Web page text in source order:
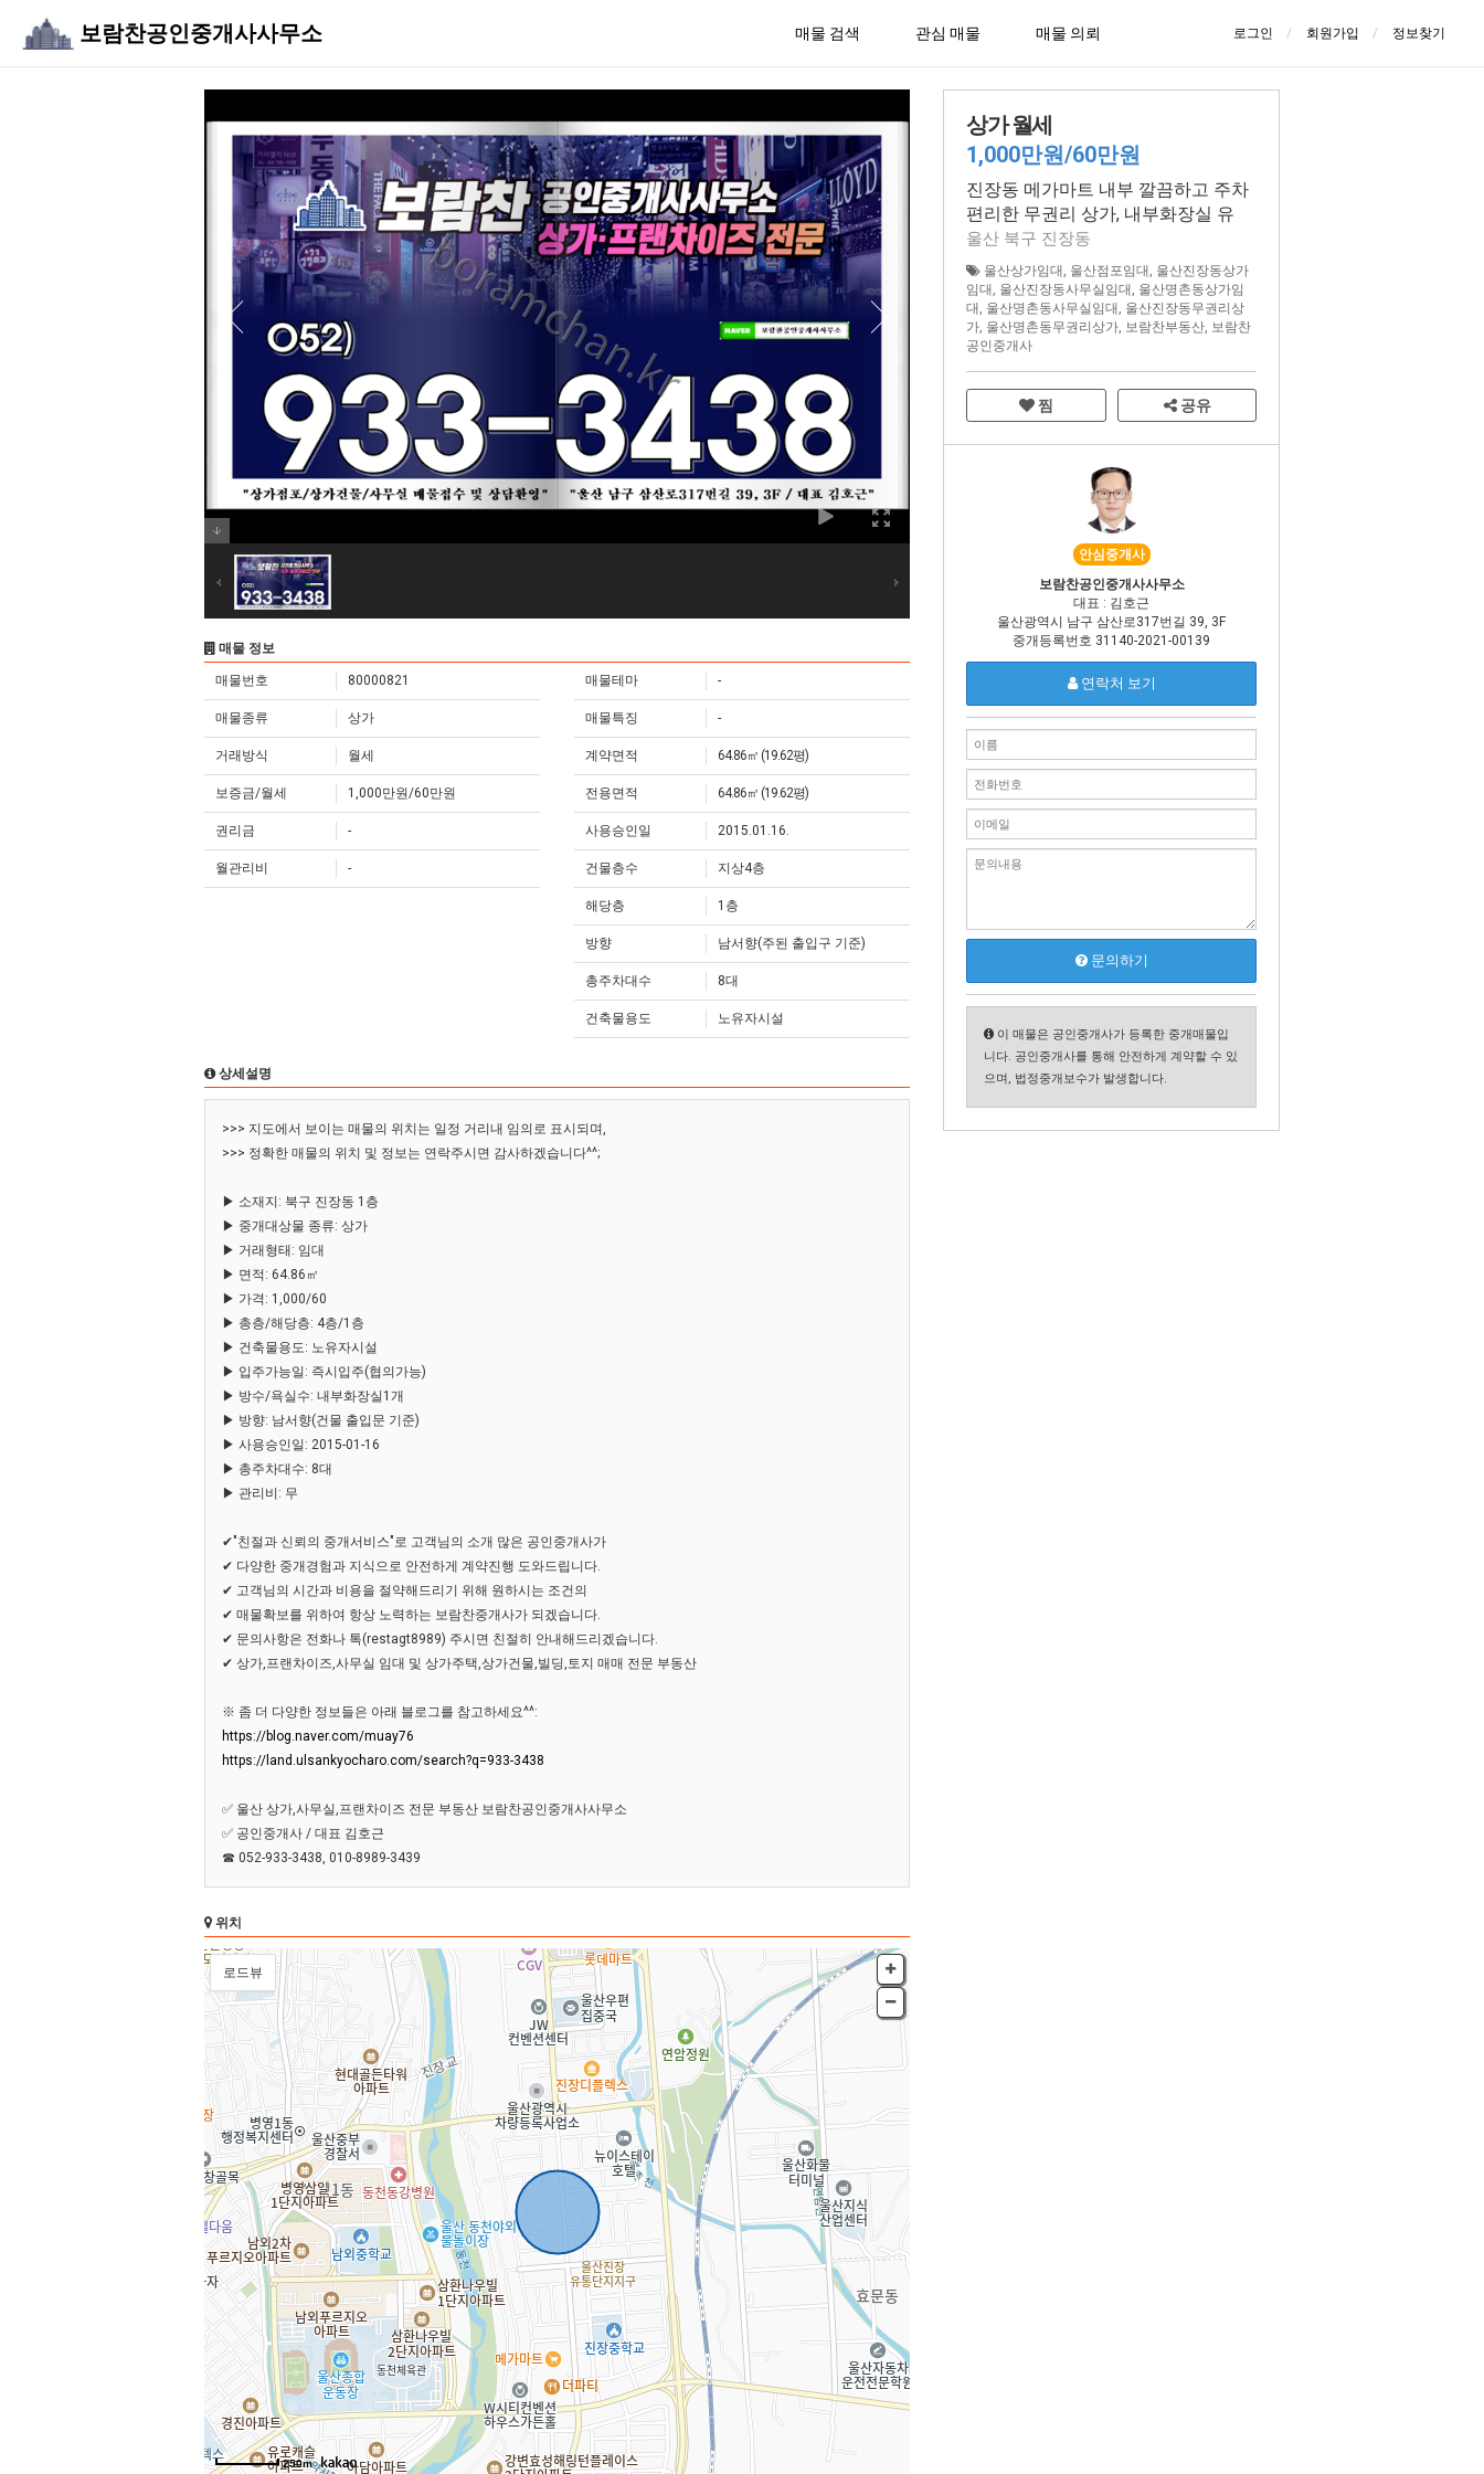
보람찬공인중개사사무소 로그인 회원가입 정보찾기
매물 검색 관심 매물 매물 의뢰
매물 정보
매물번호 80000821
매물종류 상가
거래방식 월세
보증금/월세 1,000만원/60만원
권리금 -
월관리비 -
매물테마 -
매물특징 -
계약면적 64.86㎡ (19.62평)
전용면적 64.86㎡ (19.62평)
사용승인일 2015.01.16.
건물층수 지상4층
해당층 1층
방향 남서향(주된 출입구 기준)
총주차대수 8대
건축물용도 노유자시설
상세설명
>>> 지도에서 보이는 매물의 위치는 일정 거리내 임의로 표시되며,
>>> 정확한 매물의 위치 및 정보는 연락주시면 감사하겠습니다^^;
▶ 소재지: 북구 진장동 1층
▶ 중개대상물 종류: 상가
▶ 거래형태: 임대
▶ 면적: 64.86㎡
▶ 가격: 1,000/60
▶ 총층/해당층: 4층/1층
▶ 건축물용도: 노유자시설
▶ 입주가능일: 즉시입주(협의가능)
▶ 방수/욕실수: 내부화장실1개
▶ 방향: 남서향(건물 출입문 기준)
▶ 사용승인일: 2015-01-16
▶ 총주차대수: 8대
▶ 관리비: 무
✔"친절과 신뢰의 중개서비스"로 고객님의 소개 많은 공인중개사가
✔ 다양한 중개경험과 지식으로 안전하게 계약진행 도와드립니다.
✔ 고객님의 시간과 비용을 절약해드리기 위해 원하시는 조건의
✔ 매물확보를 위하여 항상 노력하는 보람찬중개사가 되겠습니다.
✔ 문의사항은 전화나 톡(restagt8989) 주시면 친절히 안내해드리겠습니다.
✔ 상가,프랜차이즈,사무실 임대 및 상가주택,상가건물,빌딩,토지 매매 전문 부동산
※ 좀 더 다양한 정보들은 아래 블로그를 참고하세요^^:
https://blog.naver.com/muay76
https://land.ulsankyocharo.com/search?q=933-3438
✅ 울산 상가,사무실,프랜차이즈 전문 부동산 보람찬공인중개사사무소
✅ 공인중개사 / 대표 김호근
☎ 052-933-3438, 010-8989-3439
위치
250m
21길
21길
서
, KnWorks
상가 월세
1,000만원/60만원
진장동 메가마트 내부 깔끔하고 주차
편리한 무권리 상가, 내부화장실 유
울산 북구 진장동
울산상가임대 , 울산점포임대 , 울산진장동상가
임대 , 울산진장동사무실임대 , 울산명촌동상가임
대 , 울산명촌동사무실임대 , 울산진장동무권리상
가, 울산명촌동무권리상가, 보람찬부동산, 보람찬
공인중개사
찜 공유
안심중개사
보람찬공인중개사사무소
대표 : 김호근
울산광역시 남구 삼산로317번길 39, 3F
중개등록번호 31140-2021-00139
연락처 보기
문의하기
이 매물은 공인중개사가 등록한 중개매물입
니다. 공인중개사를 통해 안전하게 계약할 수 있
으며, 법정중개보수가 발생합니다.